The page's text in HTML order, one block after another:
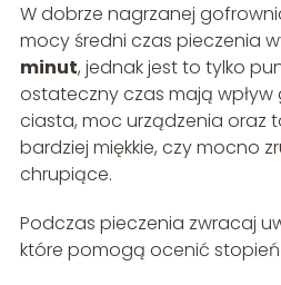
W dobrze nagrzanej
mocy średni czas pieczenia
minut, jednak jest to tylko
ostateczny czas mają
ciasta, moc urządzenia oraz
bardziej miękkie, czy mocno
chrupiące.
Podczas pieczenia zwracaj
które pomogą ocenić